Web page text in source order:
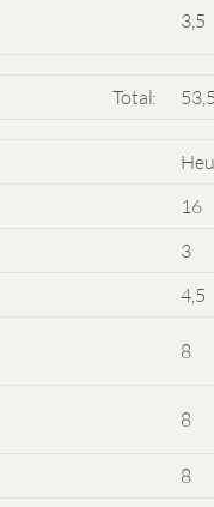
3,5
Total:
16
3
4,5
8
8
8